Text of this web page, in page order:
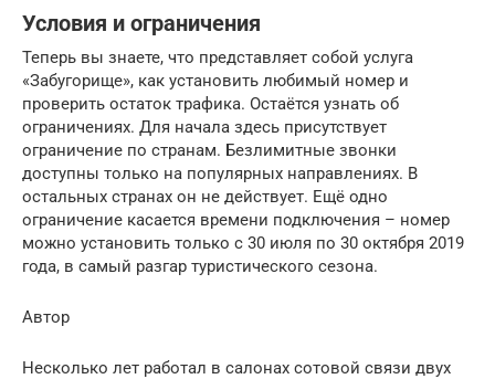
Условия и ограничения
Теперь вы знаете, что представляет собой услуга
«Забугорище», как установить любимый номер и
проверить остаток трафика. Остаётся узнать об
ограничениях. Для начала здесь присутствует
ограничение по странам. Безлимитные звонки
доступны только на популярных направлениях. В
остальных странах он не действует. Ещё одно
ограничение касается времени подключения – номер
можно установить только с 30 июля по 30 октября 2019
года, в самый разгар туристического сезона.
Автор
Несколько лет работал в салонах сотовой связи двух